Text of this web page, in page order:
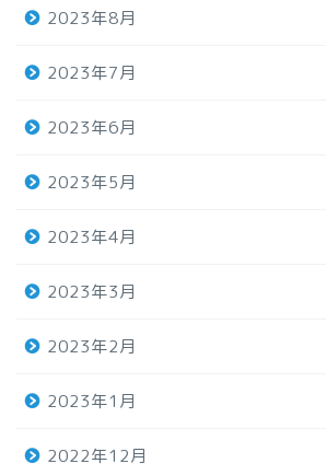
2023年8月
2023年7月
2023年6月
2023年5月
2023年4月
2023年3月
2023年2月
2023年1月
2022年12月